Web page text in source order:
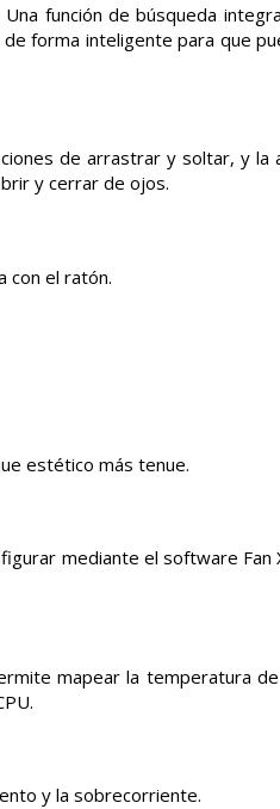
función de búsqueda
forma inteligente para que
de arrastrar y soltar, y la
y cerrar de ojos.
con el ratón.
estético más tenue.
mediante el software Fan
mapear la temperatura
y la sobrecorriente.